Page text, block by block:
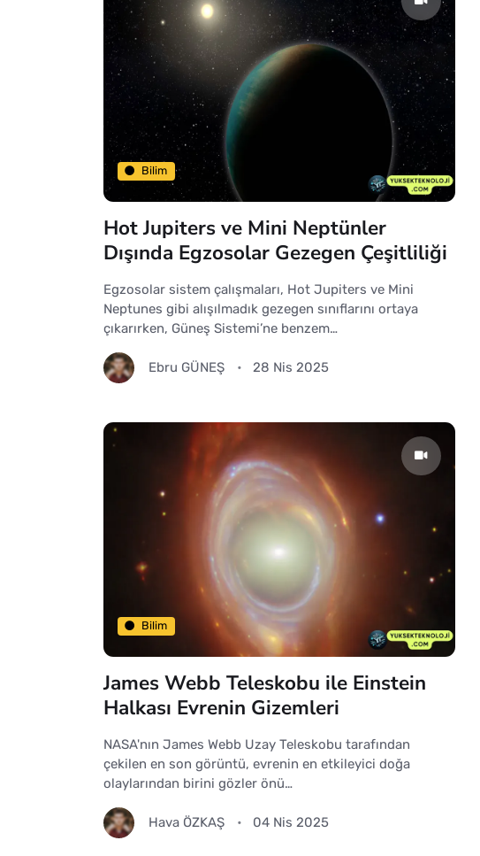
Bilim
Hot Jupiters ve Mini Neptünler
Dışında Egzosolar Gezegen Çeşitliliği
Egzosolar sistem çalışmaları, Hot Jupiters ve Mini
Neptunes gibi alışılmadık gezegen sınıflarını ortaya
çıkarırken, Güneş Sistemi’ne benzem…
Ebru GÜNEŞ 28 Nis 2025
Bilim
James Webb Teleskobu ile Einstein
Halkası Evrenin Gizemleri
NASA'nın James Webb Uzay Teleskobu tarafından
çekilen en son görüntü, evrenin en etkileyici doğa
olaylarından birini gözler önü…
Hava ÖZKAŞ 04 Nis 2025